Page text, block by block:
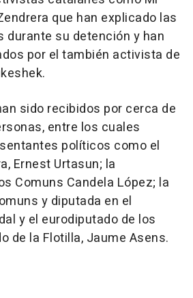
que han explicado las
su detención y han
por el también activista de
sido recibidos por cerca de
entre los cuales
políticos como el
Ernest Urtasun; la
Comuns Candela López; la
y diputada en el
y el eurodiputado de los
de la Flotilla, Jaume Asens.